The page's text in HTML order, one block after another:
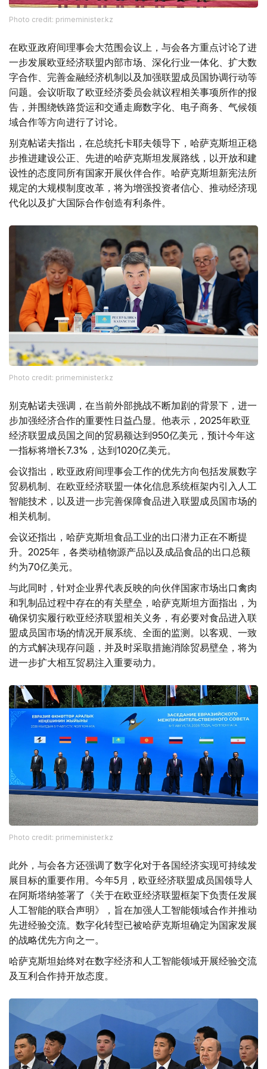
Photo credit: primeminister.kz
在欧亚政府间理事会大范围会议上，与会各方重点讨论了进
一步发展欧亚经济联盟内部市场、深化行业一体化、扩大数
字合作、完善金融经济机制以及加强联盟成员国协调行动等
问题。会议听取了欧亚经济委员会就议程相关事项所作的报
告，并围绕铁路货运和交通走廊数字化、电子商务、气候领
域合作等方向进行了讨论。
别克帖诺夫指出，在总统托卡耶夫领导下，哈萨克斯坦正稳
步推进建设公正、先进的哈萨克斯坦发展路线，以开放和建
设性的态度同所有国家开展伙伴合作。哈萨克斯坦新宪法所
规定的大规模制度改革，将为增强投资者信心、推动经济现
代化以及扩大国际合作创造有利条件。
Photo credit: primeminister.kz
别克帖诺夫强调，在当前外部挑战不断加剧的背景下，进一
步加强经济合作的重要性日益凸显。他表示，2025年欧亚
经济联盟成员国之间的贸易额达到950亿美元，预计今年这
一指标将增长7.3%，达到1020亿美元。
会议指出，欧亚政府间理事会工作的优先方向包括发展数字
贸易机制、在欧亚经济联盟一体化信息系统框架内引入人工
智能技术，以及进一步完善保障食品进入联盟成员国市场的
相关机制。
会议还指出，哈萨克斯坦食品工业的出口潜力正在不断提
升。2025年，各类动植物源产品以及成品食品的出口总额
约为70亿美元。
与此同时，针对企业界代表反映的向伙伴国家市场出口禽肉
和乳制品过程中存在的有关壁垒，哈萨克斯坦方面指出，为
确保切实履行欧亚经济联盟相关义务，有必要对食品进入联
盟成员国市场的情况开展系统、全面的监测。以客观、一致
的方式解决现存问题，并及时采取措施消除贸易壁垒，将为
进一步扩大相互贸易注入重要动力。
Photo credit: primeminister.kz
此外，与会各方还强调了数字化对于各国经济实现可持续发
展目标的重要作用。今年5月，欧亚经济联盟成员国领导人
在阿斯塔纳签署了《关于在欧亚经济联盟框架下负责任发展
人工智能的联合声明》，旨在加强人工智能领域合作并推动
先进经验交流。数字化转型已被哈萨克斯坦确定为国家发展
的战略优先方向之一。
哈萨克斯坦始终对在数字经济和人工智能领域开展经验交流
及互利合作持开放态度。